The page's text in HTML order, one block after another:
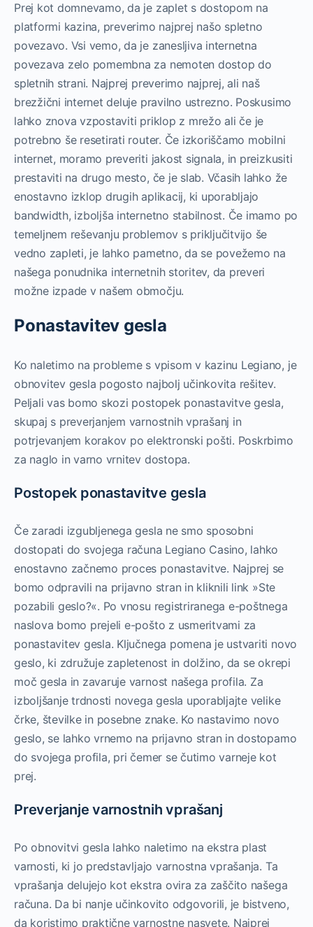
Prej kot domnevamo, da je zaplet s dostopom na
platformi kazina, preverimo najprej našo spletno
povezavo. Vsi vemo, da je zanesljiva internetna
povezava zelo pomembna za nemoten dostop do
spletnih strani. Najprej preverimo najprej, ali naš
brezžični internet deluje pravilno ustrezno. Poskusimo
lahko znova vzpostaviti priklop z mrežo ali če je
potrebno še resetirati router. Če izkoriščamo mobilni
internet, moramo preveriti jakost signala, in preizkusiti
prestaviti na drugo mesto, če je slab. Včasih lahko že
enostavno izklop drugih aplikacij, ki uporabljajo
bandwidth, izboljša internetno stabilnost. Če imamo po
temeljnem reševanju problemov s priključitvijo še
vedno zapleti, je lahko pametno, da se povežemo na
našega ponudnika internetnih storitev, da preveri
možne izpade v našem območju.
Ponastavitev gesla
Ko naletimo na probleme s vpisom v kazinu Legiano, je
obnovitev gesla pogosto najbolj učinkovita rešitev.
Peljali vas bomo skozi postopek ponastavitve gesla,
skupaj s preverjanjem varnostnih vprašanj in
potrjevanjem korakov po elektronski pošti. Poskrbimo
za naglo in varno vrnitev dostopa.
Postopek ponastavitve gesla
Če zaradi izgubljenega gesla ne smo sposobni
dostopati do svojega računa Legiano Casino, lahko
enostavno začnemo proces ponastavitve. Najprej se
bomo odpravili na prijavno stran in kliknili link »Ste
pozabili geslo?«. Po vnosu registriranega e-poštnega
naslova bomo prejeli e-pošto z usmeritvami za
ponastavitev gesla. Ključnega pomena je ustvariti novo
geslo, ki združuje zapletenost in dolžino, da se okrepi
moč gesla in zavaruje varnost našega profila. Za
izboljšanje trdnosti novega gesla uporabljajte velike
črke, številke in posebne znake. Ko nastavimo novo
geslo, se lahko vrnemo na prijavno stran in dostopamo
do svojega profila, pri čemer se čutimo varneje kot
prej.
Preverjanje varnostnih vprašanj
Po obnovitvi gesla lahko naletimo na ekstra plast
varnosti, ki jo predstavljajo varnostna vprašanja. Ta
vprašanja delujejo kot ekstra ovira za zaščito našega
računa. Da bi nanje učinkovito odgovorili, je bistveno,
da koristimo praktične varnostne nasvete. Najprej